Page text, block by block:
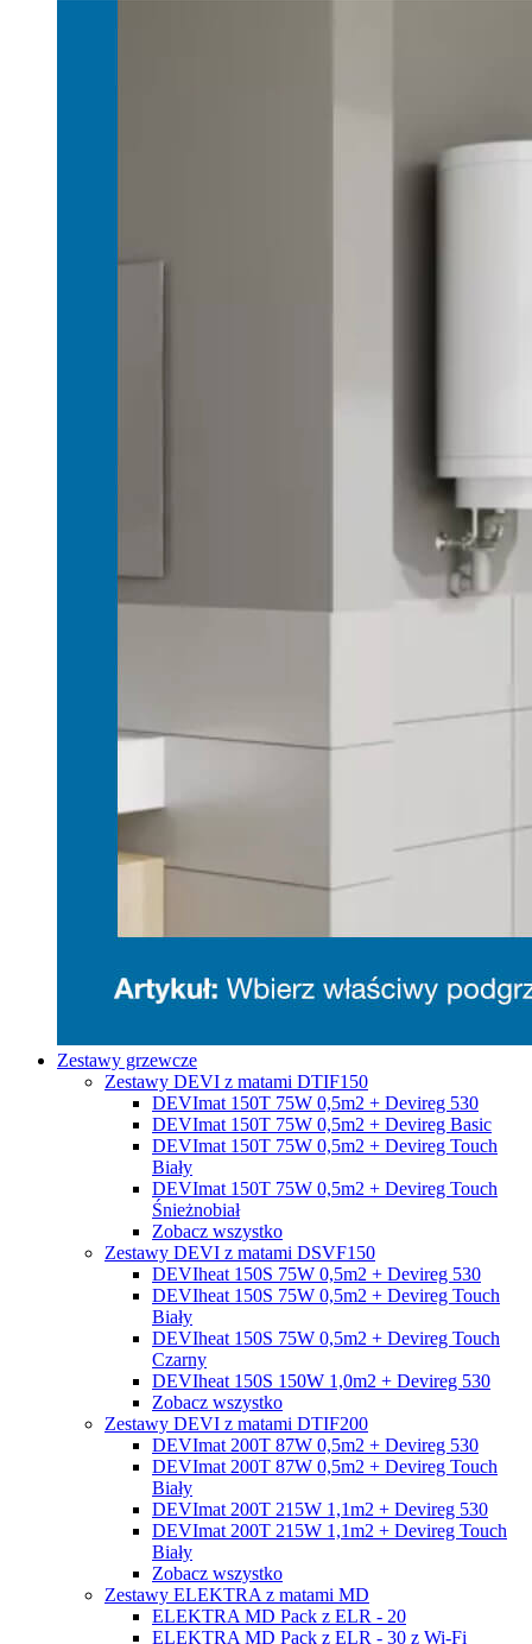
Zestawy grzewcze
Zestawy DEVI z matami DTIF150
DEVImat 150T 75W 0,5m2 + Devireg 530
DEVImat 150T 75W 0,5m2 + Devireg Basic
DEVImat 150T 75W 0,5m2 + Devireg Touch
Biały
DEVImat 150T 75W 0,5m2 + Devireg Touch
Śnieżnobiał
Zobacz wszystko
Zestawy DEVI z matami DSVF150
DEVIheat 150S 75W 0,5m2 + Devireg 530
DEVIheat 150S 75W 0,5m2 + Devireg Touch
Biały
DEVIheat 150S 75W 0,5m2 + Devireg Touch
Czarny
DEVIheat 150S 150W 1,0m2 + Devireg 530
Zobacz wszystko
Zestawy DEVI z matami DTIF200
DEVImat 200T 87W 0,5m2 + Devireg 530
DEVImat 200T 87W 0,5m2 + Devireg Touch
Biały
DEVImat 200T 215W 1,1m2 + Devireg 530
DEVImat 200T 215W 1,1m2 + Devireg Touch
Biały
Zobacz wszystko
Zestawy ELEKTRA z matami MD
ELEKTRA MD Pack z ELR - 20
ELEKTRA MD Pack z ELR - 30 z Wi-Fi